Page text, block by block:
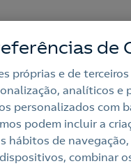
de
próprias e de
analíticos e
personalizados com
podem incluir a
hábitos de
combinar